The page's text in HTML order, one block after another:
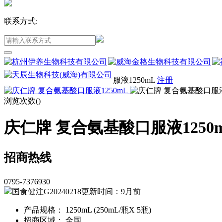
联系方式:
服液1250mL 注册
浏览次数()
庆仁牌 复合氨基酸口服液
招商热线
0795-7376930
国食健注G20240218更新时间：9月前
产品规格： 1250mL (250mL/瓶X 5瓶)
招商区域： 全国